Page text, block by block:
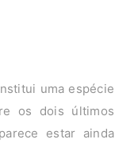
uma espécie
os dois últimos
estar ainda